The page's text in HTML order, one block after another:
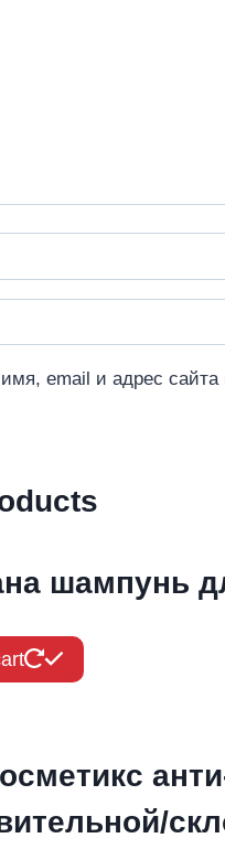
email и адрес
шампунь